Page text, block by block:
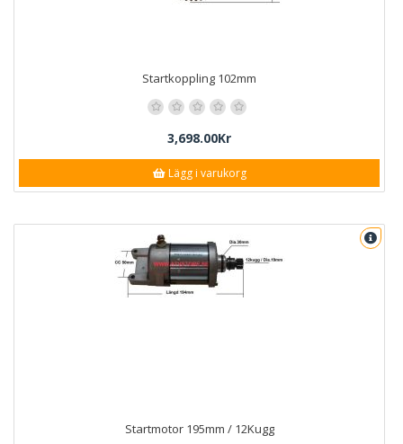
Startkoppling 102mm
3,698.00Kr
Lägg i varukorg
Startmotor 195mm / 12Kugg